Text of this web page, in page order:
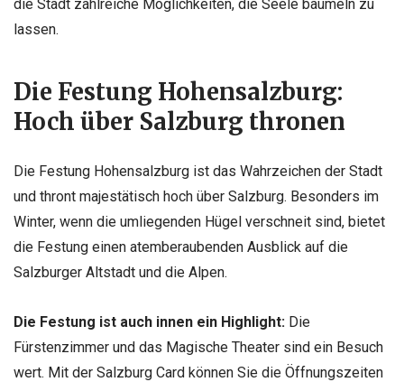
die Stadt zahlreiche Möglichkeiten, die Seele baumeln zu
lassen.
Die Festung Hohensalzburg:
Hoch über Salzburg thronen
Die Festung Hohensalzburg ist das Wahrzeichen der Stadt
und thront majestätisch hoch über Salzburg. Besonders im
Winter, wenn die umliegenden Hügel verschneit sind, bietet
die Festung einen atemberaubenden Ausblick auf die
Salzburger Altstadt und die Alpen.
Die Festung ist auch innen ein Highlight: Die
Fürstenzimmer und das Magische Theater sind ein Besuch
wert. Mit der Salzburg Card können Sie die Öffnungszeiten